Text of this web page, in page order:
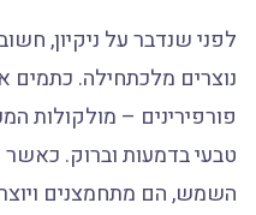
לפני שנדבר על ניקיון,
נוצרים מלכתחילה.
פורפירינים – מולקולות
טבעי בדמעות וברוק. כאשר
השמש, הם מתחמצנים